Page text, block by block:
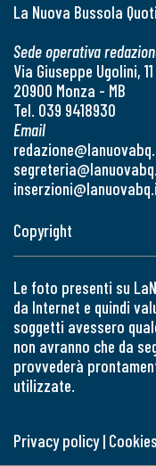
La Nuova Bussola
Sede operativa
Via Giuseppe Ugolini, 11
20900 Monza - MB
Tel. 039 9418930
Email
Copyright
Le foto presenti su
da Internet e quindi
soggetti avessero
non avranno che da
provvederà
utilizzate.
Privacy policy|